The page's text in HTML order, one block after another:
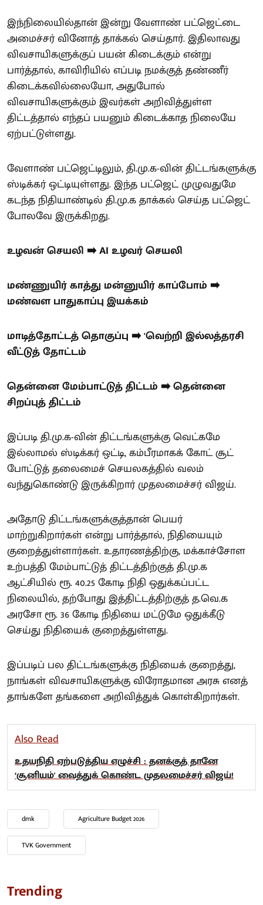
இந்நிலையில்தான் இன்று வேளாண் பட்ஜெட்டை
அமைச்சர் வினோத் தாக்கல் செய்தார். இதிலாவது
விவசாயிகளுக்குப் பயன் கிடைக்கும் என்று
பார்த்தால், காவிரியில் எப்படி நமக்குத் தண்ணீர்
கிடைக்கவில்லையோ, அதுபோல்
விவசாயிகளுக்கும் இவர்கள் அறிவித்துள்ள
திட்டத்தால் எந்தப் பயனும் கிடைக்காத நிலையே
ஏற்பட்டுள்ளது.
வேளாண் பட்ஜெட்டிலும், தி.மு.க-வின் திட்டங்களுக்கு
ஸ்டிக்கர் ஒட்டியுள்ளது. இந்த பட்ஜெட் முழுவதுமே
கடந்த நிதியாண்டில் தி.மு.க தாக்கல் செய்த பட்ஜெட்
போலவே இருக்கிறது.
உழவன் செயலி ➡️ AI உழவர் செயலி
மண்ணுயிர் காத்து மன்னுயிர் காப்போம் ➡️
மண்வள பாதுகாப்பு இயக்கம்
மாடித்தோட்டத் தொகுப்பு ➡️ 'வெற்றி இல்லத்தரசி
வீட்டுத் தோட்டம்
தென்னை மேம்பாட்டுத் திட்டம் ➡️ தென்னை
சிறப்புத் திட்டம்
இப்படி தி.மு.க-வின் திட்டங்களுக்கு வெட்கமே
இல்லாமல் ஸ்டிக்கர் ஒட்டி, கம்பீரமாகக் கோட் சூட்
போட்டுத் தலைமைச் செயலகத்தில் வலம்
வந்துகொண்டு இருக்கிறார் முதலமைச்சர் விஜய்.
அதோடு திட்டங்களுக்குத்தான் பெயர்
மாற்றுகிறார்கள் என்று பார்த்தால், நிதியையும்
குறைத்துள்ளார்கள். உதாரணத்திற்கு, மக்காச்சோள
உற்பத்தி மேம்பாட்டுத் திட்டத்திற்குத் தி.மு.க
ஆட்சியில் ரூ. 40.25 கோடி நிதி ஒதுக்கப்பட்ட
நிலையில், தற்போது இத்திட்டத்திற்குத் த.வெ.க
அரசோ ரூ. 36 கோடி நிதியை மட்டுமே ஒதுக்கீடு
செய்து நிதியைக் குறைத்துள்ளது.
இப்படிப் பல திட்டங்களுக்கு நிதியைக் குறைத்து,
நாங்கள் விவசாயிகளுக்கு விரோதமான அரசு எனத்
தாங்களே தங்களை அறிவித்துக் கொள்கிறார்கள்.
Also Read
உதயநிதி ஏற்படுத்திய எழுச்சி : தனக்குத் தானே
‘சூனியம்' வைத்துக் கொண்ட முதலமைச்சர் விஜய்!
dmk Agriculture Budget 2026
TVK Government
Trending